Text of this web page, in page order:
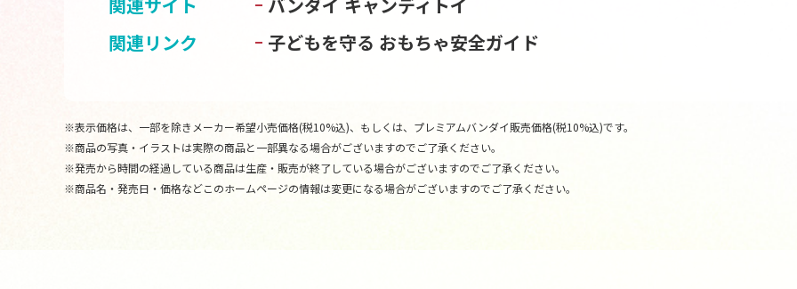
関連リンク
子どもを守る おもちゃ安全ガイド
※表示価格は、一部を除きメーカー希望小売価格(税10%込)、もしくは、プレミアムバンダイ販売価格(税10%込)です。
※商品の写真・イラストは実際の商品と一部異なる場合がございますのでご了承ください。
※発売から時間の経過している商品は生産・販売が終了している場合がございますのでご了承ください。
※商品名・発売日・価格などこのホームページの情報は変更になる場合がございますのでご了承ください。